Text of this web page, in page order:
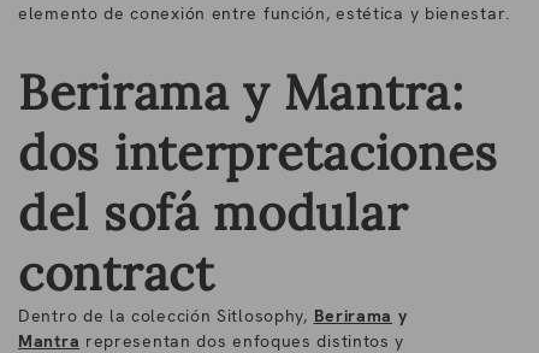
elemento de conexión entre función, estética y bienestar.
Berirama y Mantra:
dos interpretaciones
del sofá modular
contract
Dentro de la colección Sitlosophy, Berirama y
Mantra representan dos enfoques distintos y